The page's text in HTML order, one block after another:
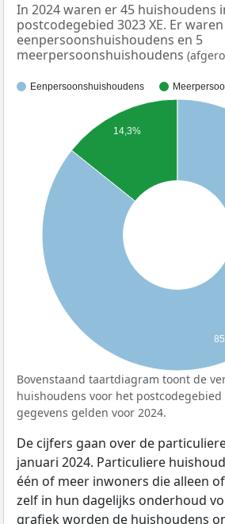
In 2024 waren er 45 huishoudens
postcodegebied 3023 XE. Er
eenpersoonshuishoudens en 5
meerpersoonshuishoudens
Eenpersoonshuishoudens
14,3%
Bovenstaand taartdiagram toont de
huishoudens voor het postcodegebied
gegevens gelden voor 2024.
De cijfers gaan over de
januari 2024. Particuliere
één of meer inwoners die alleen
zelf in hun dagelijks onderhoud
grafiek worden de huishoudens